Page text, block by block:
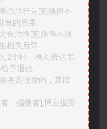
违法行为[包括但不
发的后果.
合法性[包括但不限
相关后果.
2小时，晚间最迟第
予退款.
务是收费的，其按
、指使者],博主指受